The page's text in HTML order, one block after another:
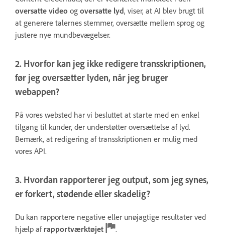
oversatte video og oversatte lyd, viser, at AI blev brugt til
at generere talernes stemmer, oversætte mellem sprog og
justere nye mundbevægelser.
2. Hvorfor kan jeg ikke redigere transskriptionen,
før jeg oversætter lyden, når jeg bruger
webappen?
På vores websted har vi besluttet at starte med en enkel
tilgang til kunder, der understøtter oversættelse af lyd.
Bemærk, at redigering af transskriptionen er mulig med
vores API.
3. Hvordan rapporterer jeg output, som jeg synes,
er forkert, stødende eller skadelig?
Du kan rapportere negative eller unøjagtige resultater ved
hjælp af rapportværktøjet .